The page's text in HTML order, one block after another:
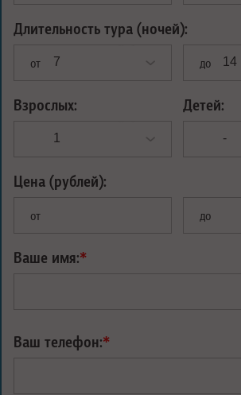
Длительность тура (ночей):
от до
Взрослых: Детей:
Цена (рублей):
от до
Ваше имя:*
Ваш телефон:*